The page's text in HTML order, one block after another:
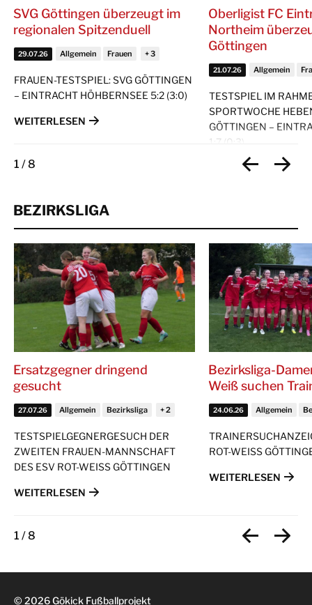
SVG Göttingen überzeugt im
regionalen Spitzenduell
29.07.26 Allgemein Frauen
FRAUEN-TESTSPIEL: SVG GÖTTINGEN
– EINTRACHT HÖHBERNSEE 5:2 (3:0)
WEITERLESEN
Oberligist FC
Northeim
Göttingen
21.07.26 Allgemein
TESTSPIEL IM
SPORTWOCHE
GÖTTINGEN –
1:7 (0:3)
WEITERLESEN
1 / 8
BEZIRKSLIGA
Ersatzgegner dringend
gesucht
27.07.26 Allgemein Bezirksliga
TESTSPIELGEGNERGESUCH DER
ZWEITEN FRAUEN-MANNSCHAFT
DES ESV ROT-WEISS GÖTTINGEN
WEITERLESEN
Bezirksliga-
Weiß suchen
24.06.26 Allgemein
ROT-WEISS
WEITERLESEN
1 / 8
© 2026 Gökick Fußballprojekt